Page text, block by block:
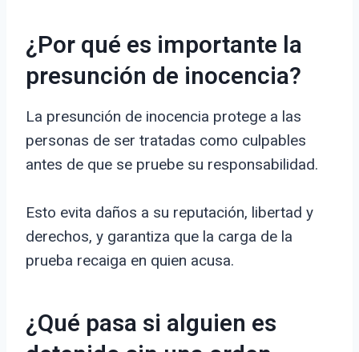
¿Por qué es importante la
presunción de inocencia?
La presunción de inocencia protege a las
personas de ser tratadas como culpables
antes de que se pruebe su responsabilidad.
Esto evita daños a su reputación, libertad y
derechos, y garantiza que la carga de la
prueba recaiga en quien acusa.
¿Qué pasa si alguien es